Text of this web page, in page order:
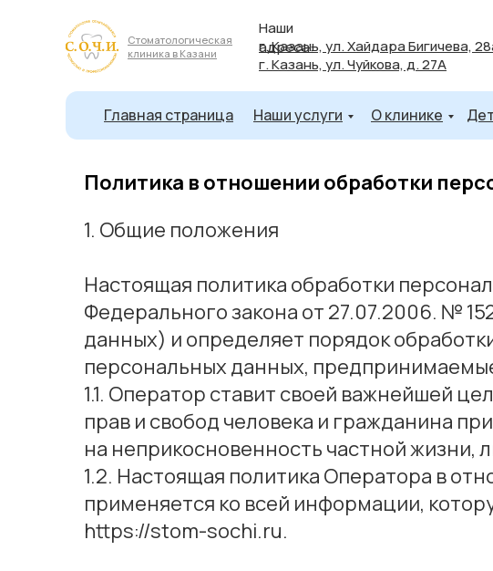
Главная страница О клинике
Наши услуги
г. Казань, ул. Хайдара Бигичева,
Наши
адреса:
г. Казань, ул. Чуйкова, д. 27А
Стоматологическая
клиника в Казани
1. Общие положения
Настоящая политика обработки
Федерального закона от 27.07.2006. №
данных) и определяет порядок
персональных данных,
1.1. Оператор ставит своей важнейшей
прав и свобод человека и гражданина
на неприкосновенность частной жизни,
1.2. Настоящая политика Оператора в
применяется ко всей информации,
https://stom-sochi.ru.
Политика в отношении обработки